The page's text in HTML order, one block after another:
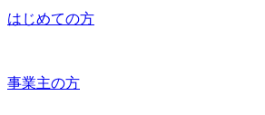
はじめての方
事業主の方